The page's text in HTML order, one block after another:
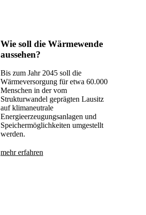
Wie soll die Wärmewende
aussehen?
Bis zum Jahr 2045 soll die
Wärmeversorgung für etwa 60.000
Menschen in der vom
Strukturwandel geprägten Lausitz
auf klimaneutrale
Energieerzeugungsanlagen und
Speichermöglichkeiten umgestellt
werden.
mehr erfahren